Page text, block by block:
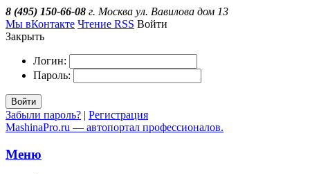
8 (495) 150-66-08 г. Москва ул. Вавилова дом 13
Мы вКонтакте Чтение RSS Войти
Закрыть
Логин:
Пароль:
Войти
Забыли пароль? | Регистрация
MashinaPro.ru — автопортал профессионалов.
Меню